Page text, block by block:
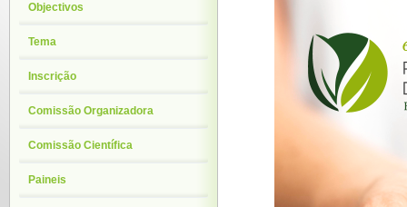
Objectivos
Tema
Inscrição
Comissão Organizadora
Comissão Científica
Paineis